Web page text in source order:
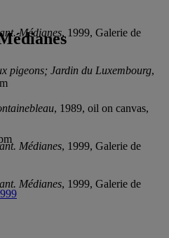
Médianes, 1999, Galerie de
pigeons; Jardin du Luxembourg,
, 1989, oil on canvas,
Médianes, 1999, Galerie de
Médianes, 1999, Galerie de